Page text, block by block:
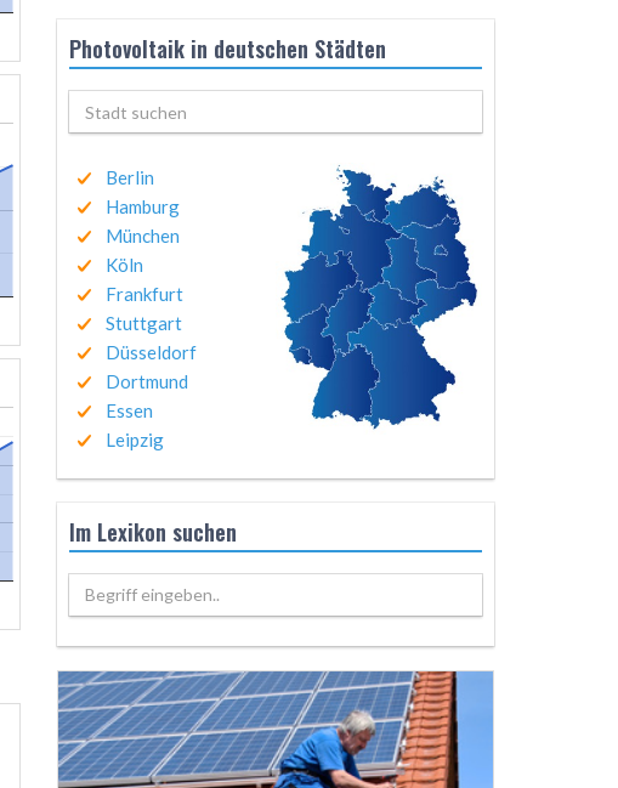
Photovoltaik in deutschen Städten
Berlin
Hamburg
München
Köln
Frankfurt
Stuttgart
Düsseldorf
Dortmund
Essen
Leipzig
Im Lexikon suchen
Begriff eingeben..